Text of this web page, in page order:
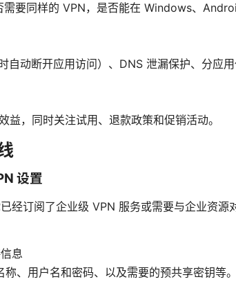
需要同样的 VPN，是否能在 Windows、
自动断开应用访问）、DNS 泄漏保护、分应
益，同时关注试用、退款政策和促销活动。
设置
经订阅了企业级 VPN 服务或需要与企业资源
息
、用户名和密码、以及需要的预共享密钥等。